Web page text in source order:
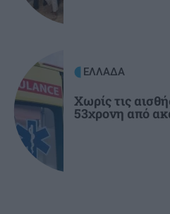
ΕΛΛΑΔΑ
Χωρίς τις
53χρονη από